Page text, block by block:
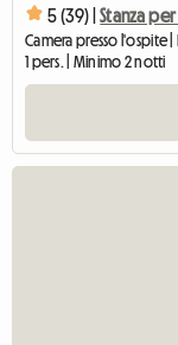
5 (39) | Stanza
Camera presso l'ospite
1 pers. | Minimo 2 notti